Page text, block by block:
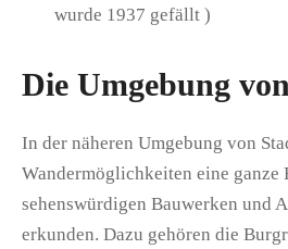
wurde 1937 gefällt )
Die Umgebung
In der näheren Umgebung von
Wandermöglichkeiten eine ganze
sehenswürdigen Bauwerken und
erkunden. Dazu gehören die